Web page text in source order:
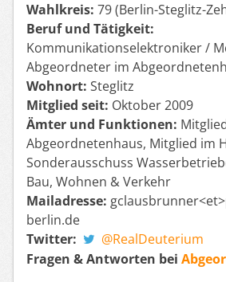
Wahlkreis: 79 (Berlin-Steglitz-
Beruf und Tätigkeit:
Kommunikationselektroniker /
Abgeordneter im
Wohnort: Steglitz
Mitglied seit: Oktober 2009
Ämter und Funktionen:
Abgeordnetenhaus, Mitglied im
Sonderausschuss
Bau, Wohnen & Verkehr
Mailadresse:
berlin.de
Twitter:
@RealDeuterium
Fragen & Antworten bei